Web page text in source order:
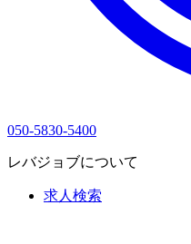
050-5830-5400
レバジョブについて
求人検索